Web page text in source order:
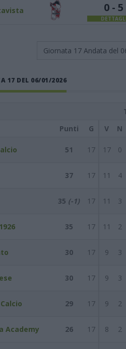
0 - 5
Giornata 17 Andata del
17 DEL 06/01/2026
Punti G V N
51 17 17 0
37 17 11 4
35 (-1) 17 11 3
35 17 11 2
30 17 9 3
30 17 9 3
29 17 9 2
Academy 26 17 8 2